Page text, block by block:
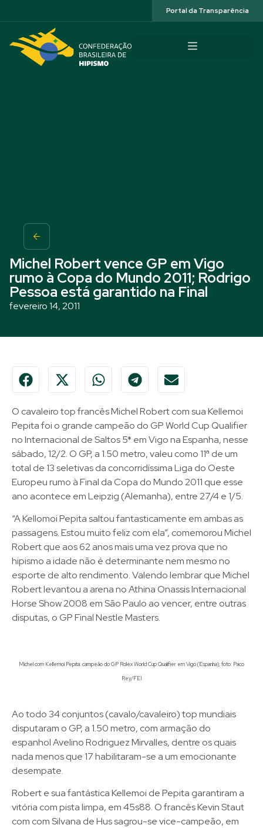
Portal da Transparência
Michel Robert vence GP em Vigo
rumo à Copa do Mundo 2011; Rodrigo
Pessoa está garantido na Final
fevereiro 14, 2011
O cavaleiro top francês Michel Robert com sua Kellemoi
Pepita foi o grande campeão do GP World Cup Qualifier
no Internacional de Saltos 5* em Vigo na Espanha, nesse
sábado, 12/2. O GP, a 1.50 metro, valeu como 11ª de um
total de 13 seletivas da concorridíssima Liga do Oeste
Europeu rumo à Final da Copa do Mundo 2011 que esse
ano acontece em Leipzig (Alemanha), entre 27/4 e 1/5.
“A Kellomoi Pepita saltou fantasticamente em ambas as
passagens. Estou muito feliz com ela”, comemorou Michel
Robert que aos 62 anos mais uma vez prova que no
hipismo a idade não é determinante nem mesmo no
esporte de alto rendimento. Valendo lembrar que Michel
Robert levantou a arena no Athina Onassis Internacional
Horse Show 2008 em São Paulo ao vencer, entre outras
disputas, o GP Final Nestle Masters.
Michel com Kellemoi Pepita: campeão do GP Rolex World Cup Qualifier em Vigo (Espanha); foto: Paco
Rey/FEI
Ao todo 34 conjuntos (cavalo/cavaleiro) top mundiais
disputaram o GP, a 1.50 metro, com armação do
espanhol Avelino Rodriguez Mirvalles, dentre os quais
nada menos que 17 habilitaram-se a um emocionante
desempate.
Robert e sua fantástica Kellemoi de Pepita garantiram a
vitória com pista limpa, em 45s88. O francês Kevin Staut
com com Silvana de Hus sagrou-se vice-campeão, em